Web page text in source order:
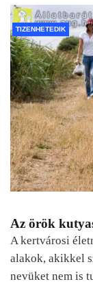
TIZENHETEDIK
Az örök
A kertvárosi
alakok, akikkel
nevüket nem is